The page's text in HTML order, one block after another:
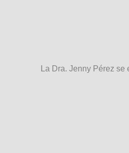
La Dra. Jenny Pérez